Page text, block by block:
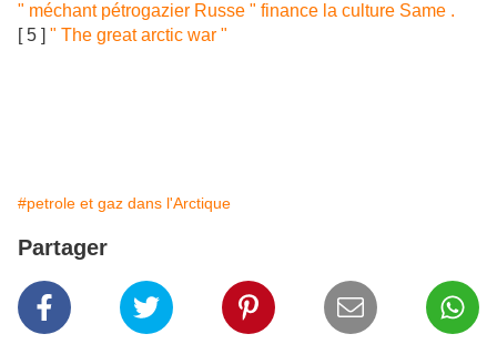
" méchant pétrogazier Russe " finance la culture Same .
[ 5 ] " The great arctic war "
#petrole et gaz dans l'Arctique
Partager